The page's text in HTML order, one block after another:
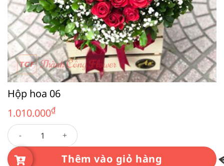
Hộp hoa 06
1.010.000₫
Hộp hoa 06 số lượng
Thêm vào giỏ hàng